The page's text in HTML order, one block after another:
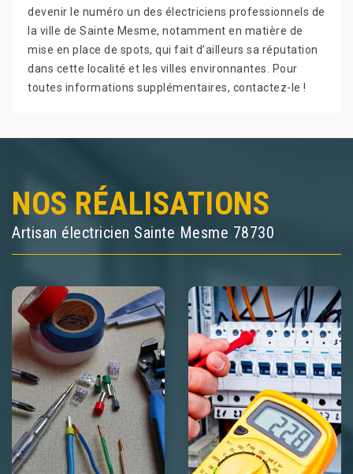
devenir le numéro un des électriciens professionnels de
la ville de Sainte Mesme, notamment en matière de
mise en place de spots, qui fait d’ailleurs sa réputation
dans cette localité et les villes environnantes. Pour
toutes informations supplémentaires, contactez-le !
NOS RÉALISATIONS
Artisan électricien Sainte Mesme 78730